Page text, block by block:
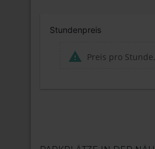
Stundenpreis
Preis pro Stunde.